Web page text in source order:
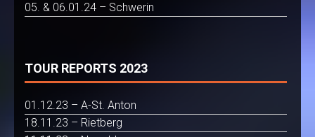
05. & 06.01.24 – Schwerin
TOUR REPORTS 2023
01.12.23 – A-St. Anton
18.11.23 – Rietberg